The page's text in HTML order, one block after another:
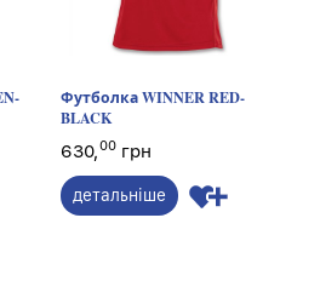
Футболка WINNER RED-
BLACK
630,00 грн
детальніше